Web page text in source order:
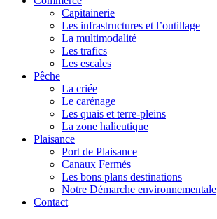
Capitainerie
Les infrastructures et l’outillage
La multimodalité
Les trafics
Les escales
Pêche
La criée
Le carénage
Les quais et terre-pleins
La zone halieutique
Plaisance
Port de Plaisance
Canaux Fermés
Les bons plans destinations
Notre Démarche environnementale
Contact